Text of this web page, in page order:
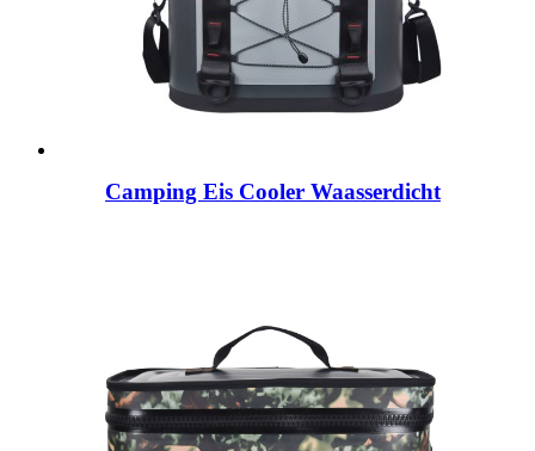
Camping Eis Cooler Waasserdicht